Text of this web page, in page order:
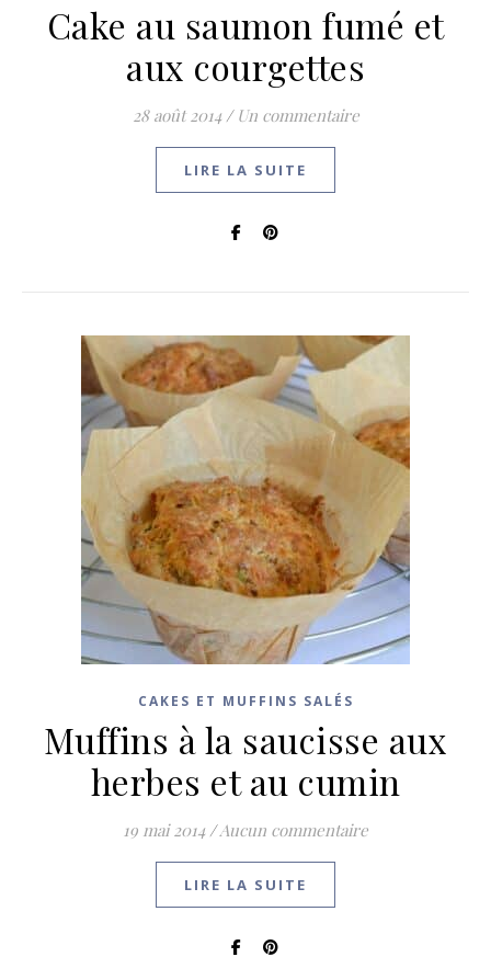
Cake au saumon fumé et
aux courgettes
28 août 2014 / Un commentaire
LIRE LA SUITE
CAKES ET MUFFINS SALÉS
Muffins à la saucisse aux
herbes et au cumin
19 mai 2014 /Aucun commentaire
LIRE LA SUITE